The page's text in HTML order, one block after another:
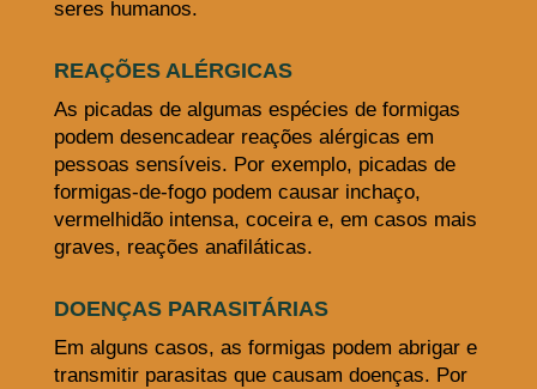
seres humanos.
REAÇÕES ALÉRGICAS
As picadas de algumas espécies de formigas
podem desencadear reações alérgicas em
pessoas sensíveis. Por exemplo, picadas de
formigas-de-fogo podem causar inchaço,
vermelhidão intensa, coceira e, em casos mais
graves, reações anafiláticas.
DOENÇAS PARASITÁRIAS
Em alguns casos, as formigas podem abrigar e
transmitir parasitas que causam doenças. Por